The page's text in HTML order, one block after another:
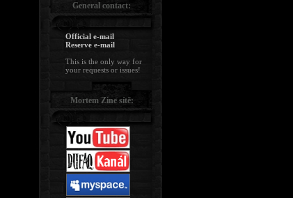
General contact:
Official e-mail
Reserve e-mail
This is the only way for
your requests or issues!
Mortem Zine sítě: